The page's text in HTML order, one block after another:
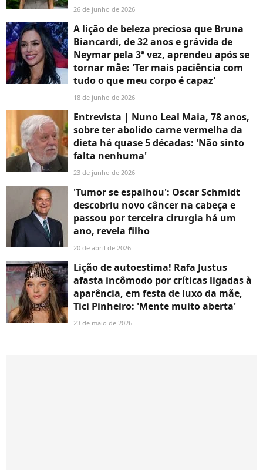
26 de junho de 2026
A lição de beleza preciosa que Bruna
Biancardi, de 32 anos e grávida de
Neymar pela 3ª vez, aprendeu após se
tornar mãe: 'Ter mais paciência com
tudo o que meu corpo é capaz'
18 de junho de 2026
Entrevista | Nuno Leal Maia, 78 anos,
sobre ter abolido carne vermelha da
dieta há quase 5 décadas: 'Não sinto
falta nenhuma'
23 de junho de 2026
'Tumor se espalhou': Oscar Schmidt
descobriu novo câncer na cabeça e
passou por terceira cirurgia há um
ano, revela filho
20 de abril de 2026
Lição de autoestima! Rafa Justus
afasta incômodo por críticas ligadas à
aparência, em festa de luxo da mãe,
Tici Pinheiro: 'Mente muito aberta'
23 de maio de 2026